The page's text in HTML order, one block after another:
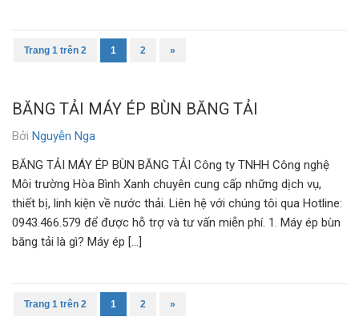
Trang 1 trên 2 1 2 »
BĂNG TẢI MÁY ÉP BÙN BĂNG TẢI
Bởi Nguyễn Nga
BĂNG TẢI MÁY ÉP BÙN BĂNG TẢI Công ty TNHH Công nghệ
Môi trường Hòa Bình Xanh chuyên cung cấp những dịch vụ,
thiết bị, linh kiện về nước thải. Liên hệ với chúng tôi qua Hotline:
0943.466.579 để được hỗ trợ và tư vấn miễn phí. 1. Máy ép bùn
băng tải là gì? Máy ép […]
Trang 1 trên 2 1 2 »